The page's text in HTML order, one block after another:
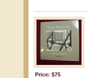
Price: $75